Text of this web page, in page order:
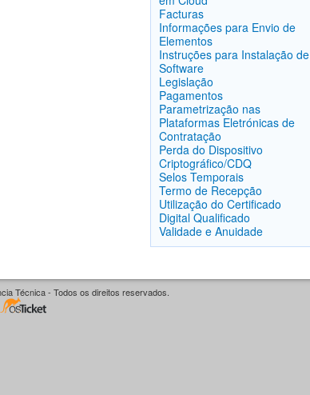
Facturas
Informações para Envio de
Elementos
Instruções para Instalação de
Software
Legislação
Pagamentos
Parametrização nas
Plataformas Eletrónicas de
Contratação
Perda do Dispositivo
Criptográfico/CDQ
Selos Temporais
Termo de Recepção
Utilização do Certificado
Digital Qualificado
Validade e Anuidade
Técnica - Todos os direitos reservados.